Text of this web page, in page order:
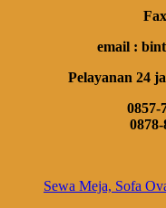
email :
Pelayanan 24
0857-
Sewa Meja, Sofa